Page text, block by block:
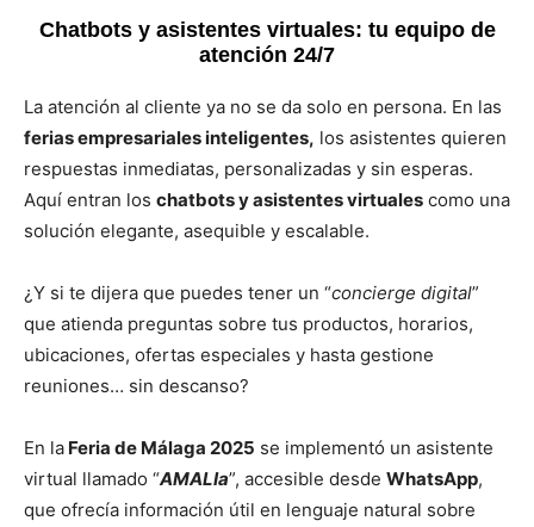
Chatbots y asistentes virtuales: tu equipo de
atención 24/7
La atención al cliente ya no se da solo en persona. En las
ferias empresariales inteligentes, los asistentes quieren
respuestas inmediatas, personalizadas y sin esperas.
Aquí entran los chatbots y asistentes virtuales como una
solución elegante, asequible y escalable.
¿Y si te dijera que puedes tener un “concierge digital”
que atienda preguntas sobre tus productos, horarios,
ubicaciones, ofertas especiales y hasta gestione
reuniones… sin descanso?
En la Feria de Málaga 2025 se implementó un asistente
virtual llamado “AMALIa”, accesible desde WhatsApp,
que ofrecía información útil en lenguaje natural sobre